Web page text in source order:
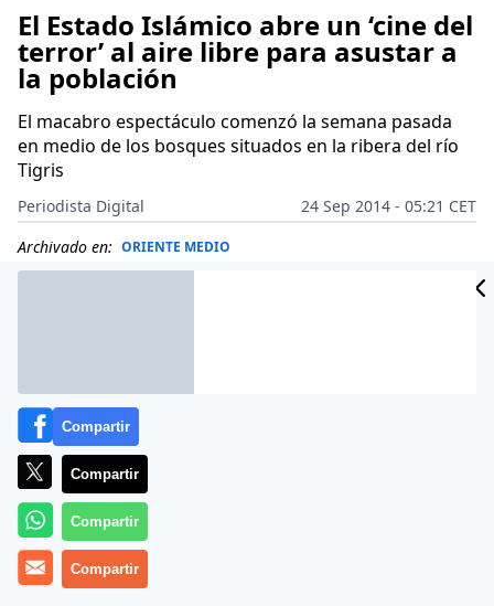
El Estado Islámico abre un ‘cine del
terror’ al aire libre para asustar a
la población
El macabro espectáculo comenzó la semana pasada
en medio de los bosques situados en la ribera del río
Tigris
Periodista Digital
24 Sep 2014 - 05:21 CET
Archivado en: ORIENTE MEDIO
Compartir
Compartir
Compartir
Compartir